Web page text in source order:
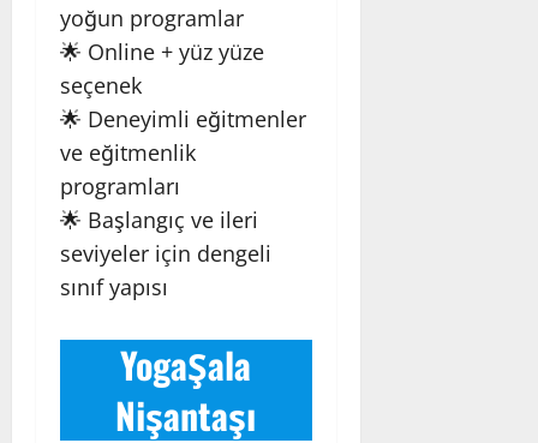
yoğun programlar
🌟 Online + yüz yüze
seçenek
🌟 Deneyimli eğitmenler
ve eğitmenlik
programları
🌟 Başlangıç ve ileri
seviyeler için dengeli
sınıf yapısı
YogaŞala
Nişantaşı